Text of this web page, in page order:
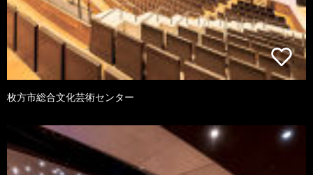
枚方市総合文化芸術センター